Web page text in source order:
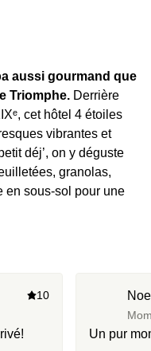
aussi gourmand que
Triomphe. Derrière
cet hôtel 4 étoiles
vibrantes et
déj’, on y déguste
granolas,
en sous-sol pour une
vous. Un voyage
centrale de la
la coupole baignée
un voyage au fil des
10
Un pur